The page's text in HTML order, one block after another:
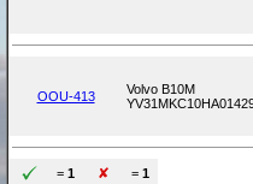
OOU-413
Volvo B10M
= 1 = 1